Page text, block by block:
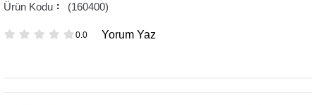
(160400)
0.0 Yorum Yaz